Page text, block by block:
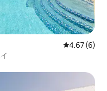
レビュー6
4.67 (6)